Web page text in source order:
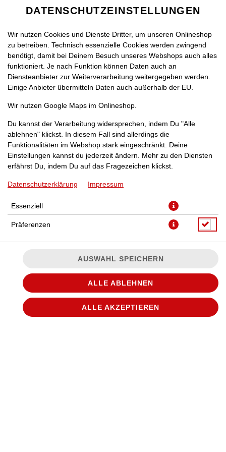
PIZZA HAWAII [32]
mit Hinterschinken, Ananas und Gouda
JETZT BESTELLEN
DATENSCHUTZEINSTELLUNGEN
Wir nutzen Cookies und Dienste Dritter, um unseren Onlineshop
zu betreiben. Technisch essenzielle Cookies werden zwingend
benötigt, damit bei Deinem Besuch unseres Webshops auch alles
funktioniert. Je nach Funktion können Daten auch an
Diensteanbieter zur Weiterverarbeitung weitergegeben werden.
Einige Anbieter übermitteln Daten auch außerhalb der EU.
Wir nutzen Google Maps im Onlineshop.
Du kannst der Verarbeitung widersprechen, indem Du "Alle
ablehnen" klickst. In diesem Fall sind allerdings die
Funktionalitäten im Webshop stark eingeschränkt. Deine
Einstellungen kannst du jederzeit ändern. Mehr zu den Diensten
erfährst Du, indem Du auf das Fragezeichen klickst.
Datenschutzerklärung Impressum
Essenziell
Präferenzen
AUSWAHL SPEICHERN
ALLE ABLEHNEN
ALLE AKZEPTIEREN